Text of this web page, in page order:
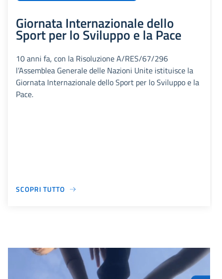
Giornata Internazionale dello
Sport per lo Sviluppo e la Pace
10 anni fa, con la Risoluzione A/RES/67/296
l’Assemblea Generale delle Nazioni Unite istituisce la
Giornata Internazionale dello Sport per lo Sviluppo e la
Pace.
SCOPRI TUTTO